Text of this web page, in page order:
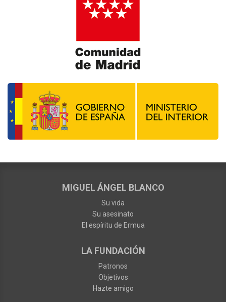
MIGUEL ÁNGEL BLANCO
Su vida
Su asesinato
El espíritu de Ermua
LA FUNDACIÓN
Patronos
Objetivos
Hazte amigo